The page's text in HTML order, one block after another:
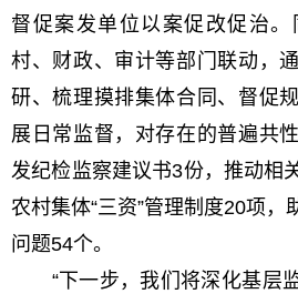
督促案发单位以案促改促治
村、财政、审计等部门联动，
研、梳理摸排集体合同、督促
展日常监督，对存在的普遍共
发纪检监察建议书3份，推动相
农村集体“三资”管理制度20项，
问题54个。
“下一步，我们将深化基层